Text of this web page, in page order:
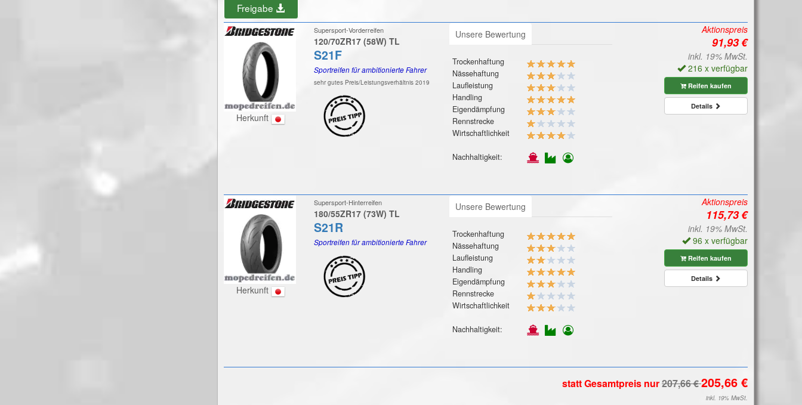
Freigabe
Herkunft
Supersport-Vorderreifen
120/70ZR17 (58W) TL
S21F
Sportreifen für ambitionierte Fahrer
sehr gutes Preis/Leistungsverhältnis 2019
Unsere Bewertung
Trockenhaftung
Nässehaftung
Laufleistung
Handling
Eigendämpfung
Rennstrecke
Wirtschaftlichkeit
Nachhaltigkeit:
Aktionspreis
inkl. 19% MwSt.
216 x verfügbar
Reifen kaufen
Details
Herkunft
Supersport-Hinterreifen
180/55ZR17 (73W) TL
S21R
Sportreifen für ambitionierte Fahrer
Unsere Bewertung
Trockenhaftung
Nässehaftung
Laufleistung
Handling
Eigendämpfung
Rennstrecke
Wirtschaftlichkeit
Nachhaltigkeit:
Aktionspreis
inkl. 19% MwSt.
96 x verfügbar
Reifen kaufen
Details
statt Gesamtpreis nur
inkl. 19% MwSt.